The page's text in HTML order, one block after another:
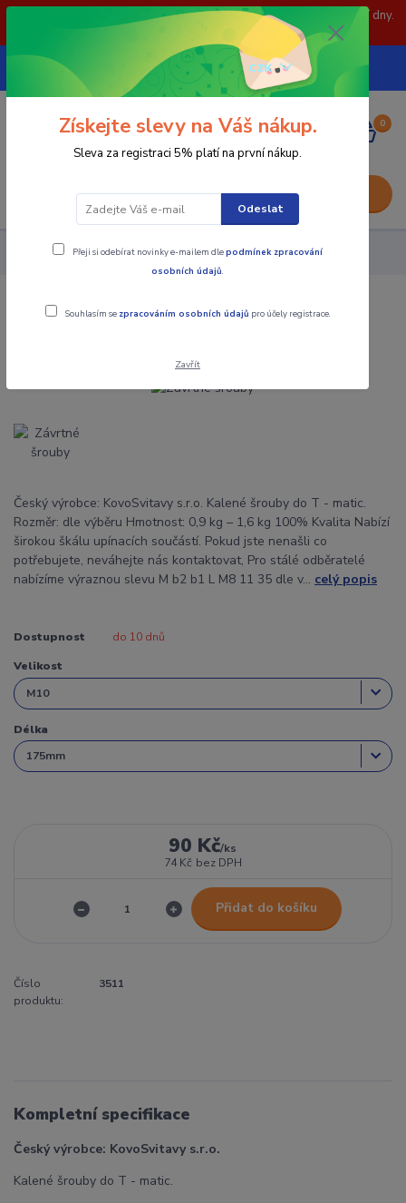
POZOR: 31.7 , 3.8 a 5.8- zavřeno. objednávky odešleme následující dny.
Děkujeme za pochopení.
CZK
739252246
(Po-Pá, 8-15 hod.)
0
0,00 Kč
Upínací součásti Závrtné šrouby
Závrtné šrouby
Český výrobce: KovoSvitavy s.r.o. Kalené šrouby do T - matic.
Rozměr: dle výběru Hmotnost: 0,9 kg – 1,6 kg 100% Kvalita Nabízí
širokou škálu upínacích součástí. Pokud jste nenašli co
potřebujete, neváhejte nás kontaktovat, Pro stálé odběratelé
nabízíme výraznou slevu M b2 b1 L M8 11 35 dle v... celý popis
Dostupnost do 10 dnů
Velikost
Délka
90 Kč/ks
74 Kč bez DPH
Přidat do košíku
Číslo
produktu:
3511
Kompletní specifikace
Český výrobce: KovoSvitavy s.r.o.
Kalené šrouby do T - matic.
Získejte slevy na Váš nákup.
Sleva za registraci 5% platí na první nákup.
Odeslat
Přeji si odebírat novinky e-mailem dlepodmínek zpracování
osobních údajů.
Souhlasím se zpracováním osobních údajů pro účely registrace.
Zavřít